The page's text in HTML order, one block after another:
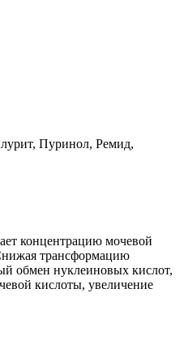
Пуринол, Ремид,
концентрацию мочевой
трансформацию
обмен нуклеиновых кислот,
кислоты, увеличение